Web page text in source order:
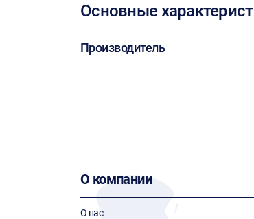
Основные
Производитель
О компании
О нас